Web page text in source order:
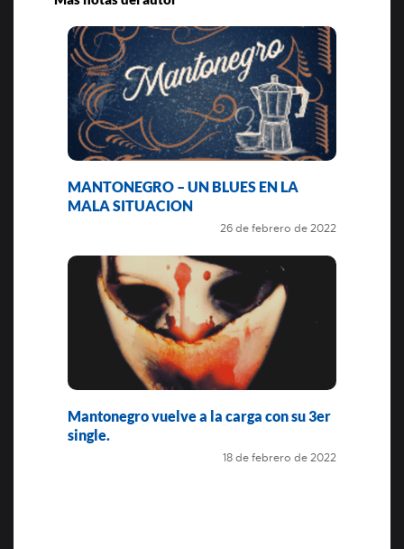
MANTONEGRO – UN BLUES EN LA
MALA SITUACION
26 de febrero de 2022
Mantonegro vuelve a la carga con su 3er
single.
18 de febrero de 2022